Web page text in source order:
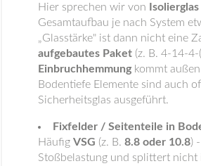
Hier sprechen wir von
Isolierglas
Gesamtaufbau je nach System
„Glasstärke" ist dann nicht eine
aufgebautes Paket (z. B. 4-14-
Einbruchhemmung kommt
Bodentiefe Elemente sind auch
Sicherheitsglas ausgeführt.
Fixfelder / Seitenteile in
Häufig VSG (z. B. 8.8 oder 10.8)
Stoßbelastung und splittert nicht